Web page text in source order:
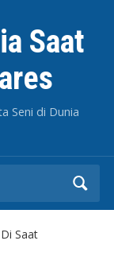
Saat
Seni di Dunia
Saat